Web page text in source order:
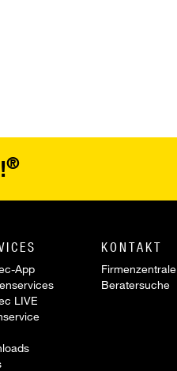
®
App
LIVE
KONTAKT
Firmenzentrale
Beratersuche